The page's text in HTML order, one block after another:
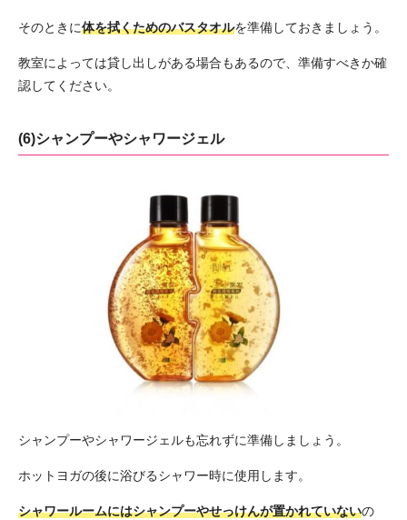
そのときに体を拭くためのバスタオルを準備しておきましょう。
教室によっては貸し出しがある場合もあるので、準備すべきか確
認してください。
(6)シャンプーやシャワージェル
シャンプーやシャワージェルも忘れずに準備しましょう。
ホットヨガの後に浴びるシャワー時に使用します。
シャワールームにはシャンプーやせっけんが置かれていないの